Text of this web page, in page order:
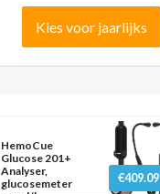
Kies voor jaarlijks
HemoCue
Glucose 201+
Analyser,
glucosemeter
€409.09